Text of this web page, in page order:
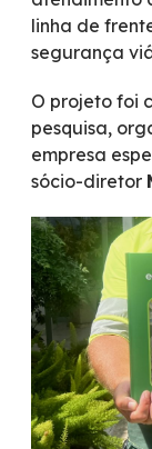
linha de
segurança
O projeto foi
pesquisa,
empresa
sócio-diretor